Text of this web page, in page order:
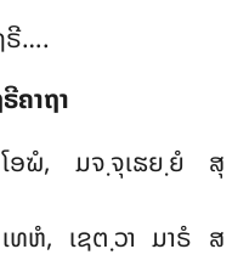
ຣີ….
ຄາຖາ
ໂອຆໍ, ມຈ຺ຈຸເຘຍ຺ຍໍ ສຸ
ທຫໍ, ເຊຕ຺ວາ ມາຣໍ ສ